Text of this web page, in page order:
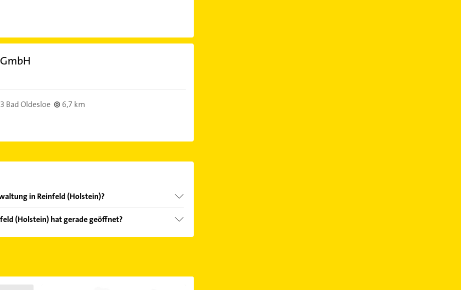
Bad Oldesloe
6,7 km
in Reinfeld (Holstein)?
können Sie sich einfach nach
(Holstein) hat gerade geöffnet?
Öffnungszeiten. Bitte beachten Sie, dass diese an